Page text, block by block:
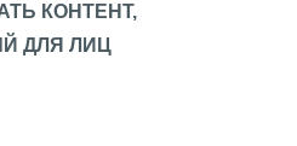
КОНТЕНТ,
ДЛЯ ЛИЦ